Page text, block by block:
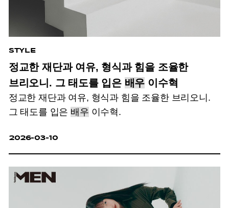
STYLE
정교한 재단과 여유, 형식과 힘을 조율한
브리오니. 그 태도를 입은 배우 이수혁
정교한 재단과 여유, 형식과 힘을 조율한 브리오니.
그 태도를 입은 배우 이수혁.
2026-03-10